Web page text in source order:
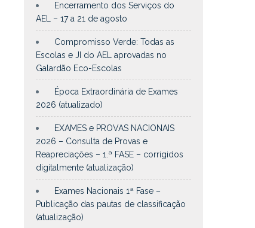
Encerramento dos Serviços do
AEL – 17 a 21 de agosto
Compromisso Verde: Todas as
Escolas e JI do AEL aprovadas no
Galardão Eco-Escolas
Época Extraordinária de Exames
2026 (atualizado)
EXAMES e PROVAS NACIONAIS
2026 – Consulta de Provas e
Reapreciações – 1.ª FASE – corrigidos
digitalmente (atualização)
Exames Nacionais 1ª Fase –
Publicação das pautas de classificação
(atualização)